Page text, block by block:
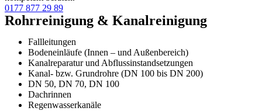
0177 877 29 89
Rohrreinigung & Kanalreinigung
Fallleitungen
Bodeneinläufe (Innen – und Außenbereich)
Kanalreparatur und Abflussinstandsetzungen
Kanal- bzw. Grundrohre (DN 100 bis DN 200)
DN 50, DN 70, DN 100
Dachrinnen
Regenwasserkanäle